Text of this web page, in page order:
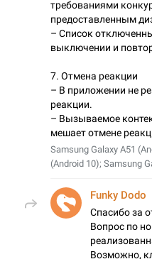
требованиями
предоставленным
– Список
выключении и
7. Отмена реакции
– В приложении не
реакции.
– Вызываемое
мешает отмене
Samsung Galaxy A51
(Android 10); Samsung
Funky Dodo
Спасибо за
Вопрос по
Возможно,